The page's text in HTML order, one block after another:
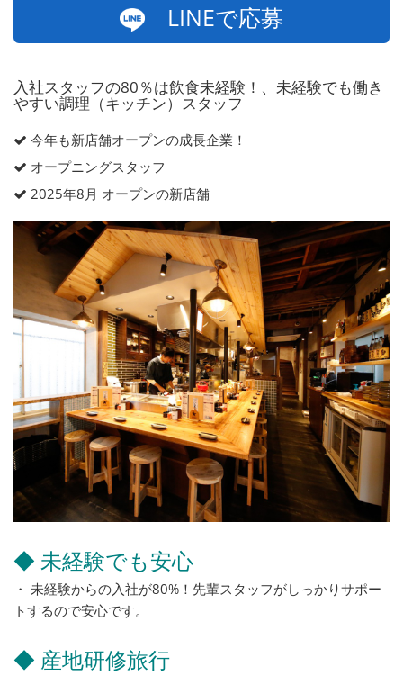
LINEで応募
入社スタッフの80％は飲食未経験！、未経験でも働き
やすい調理（キッチン）スタッフ
今年も新店舗オープンの成長企業！
オープニングスタッフ
2025年8月 オープンの新店舗
◆ 未経験でも安心
・ 未経験からの入社が80%！先輩スタッフがしっかりサポー
トするので安心です。
◆ 産地研修旅行